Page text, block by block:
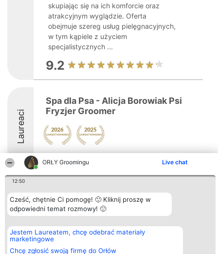
ORŁY Groomingu Live chat
12:50
Cześć, chętnie Ci pomogę! 🙂 Kliknij proszę w
odpowiedni temat rozmowy! 🙂
Jestem Laureatem, chcę odebrać materiały
marketingowe
Chcę zgłosić swoją firmę do Orłów
skupiając się na ich komforcie oraz
atrakcyjnym wyglądzie. Oferta
obejmuje szereg usług pielęgnacyjnych,
w tym kąpiele z użyciem
specjalistycznych ...
9.2
Laureaci
Spa dla Psa - Alicja Borowiak Psi
Fryzjer Groomer
8.3
Organizator plebiscytu
Bright Side Solutions sp. z o.
o. sp. k.
ul. Ruska 22
KRS 0000749100 | Regon
381313360 | NIP 8943132676
+48 508 492 400
Plebiscyt
Laureaci
Lista
wszystkich
Zasady
Regulamin
Prywatności
Kontakt
Kontakt